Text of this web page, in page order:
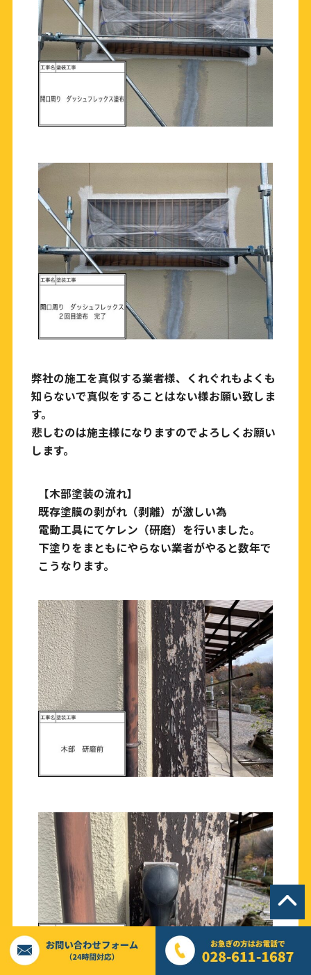
弊社の施工を真似する業者様、くれぐれもよくも
知らないで真似をすることはない様お願い致しま
す。
悲しむのは施主様になりますのでよろしくお願い
します。
【木部塗装の流れ】
既存塗膜の剥がれ（剥離）が激しい為
電動工具にてケレン（研磨）を行いました。
下塗りをまともにやらない業者がやると数年で
こうなります。